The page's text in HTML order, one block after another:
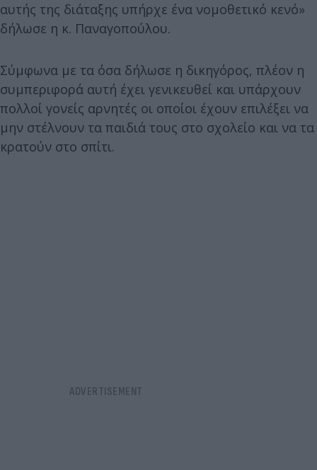
αυτής της διάταξης υπήρχε ένα νομοθετικό κενό»
δήλωσε η κ. Παναγοπούλου.
Σύμφωνα με τα όσα δήλωσε η δικηγόρος, πλέον η
συμπεριφορά αυτή έχει γενικευθεί και υπάρχουν
πολλοί γονείς αρνητές οι οποίοι έχουν επιλέξει να
μην στέλνουν τα παιδιά τους στο σχολείο και να τα
κρατούν στο σπίτι.